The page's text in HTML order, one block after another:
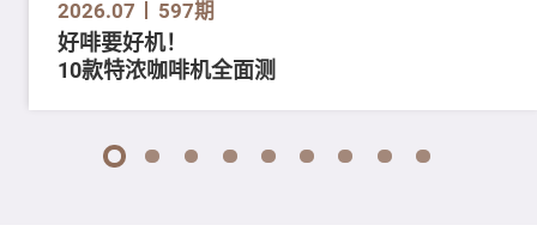
2026.07 597期
好啡要好机！
10款特浓咖啡机全面测
1 2 3 4 5 6 7 8 9